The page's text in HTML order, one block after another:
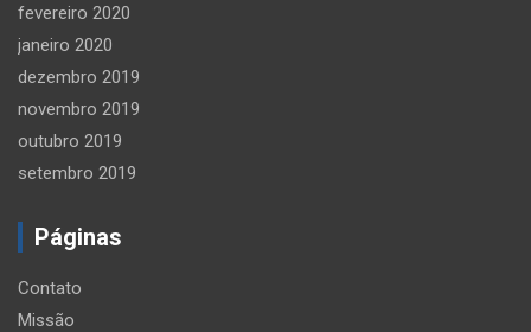
fevereiro 2020
janeiro 2020
dezembro 2019
novembro 2019
outubro 2019
setembro 2019
Páginas
Contato
Missão